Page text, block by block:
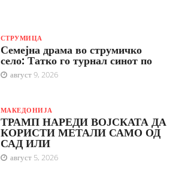
СТРУМИЦА
Семејна драма во струмичко
село: Татко го турнал синот по
август 9, 2026
МАКЕДОНИЈА
ТРАМП НАРЕДИ ВОЈСКАТА ДА
КОРИСТИ МЕТАЛИ САМО ОД
САД ИЛИ
август 5, 2026